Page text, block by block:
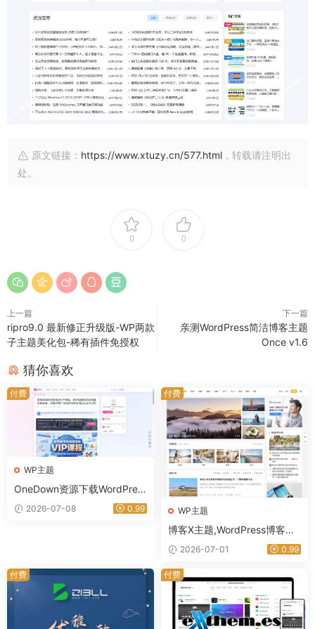
原文链接： https://www.xtuzy.cn/577.html ，转载请注明出
处。
0 0
上一篇
ripro9.0 最新修正升级版-WP两款
子主题美化包-稀有插件免授权
下一篇
亲测WordPress简洁博客主题
Once v1.6
猜你喜欢
WP主题
OneDown资源下载WordPres
s主题 技术教程资讯站专用模
板-星途资源网
2026-07-08 0.99
付费
WP主题
博客X主题,WordPress博客主
题推荐,专业博客网站搭建优选
｜星途资源网
2026-07-01 0.99
付费
付费 付费